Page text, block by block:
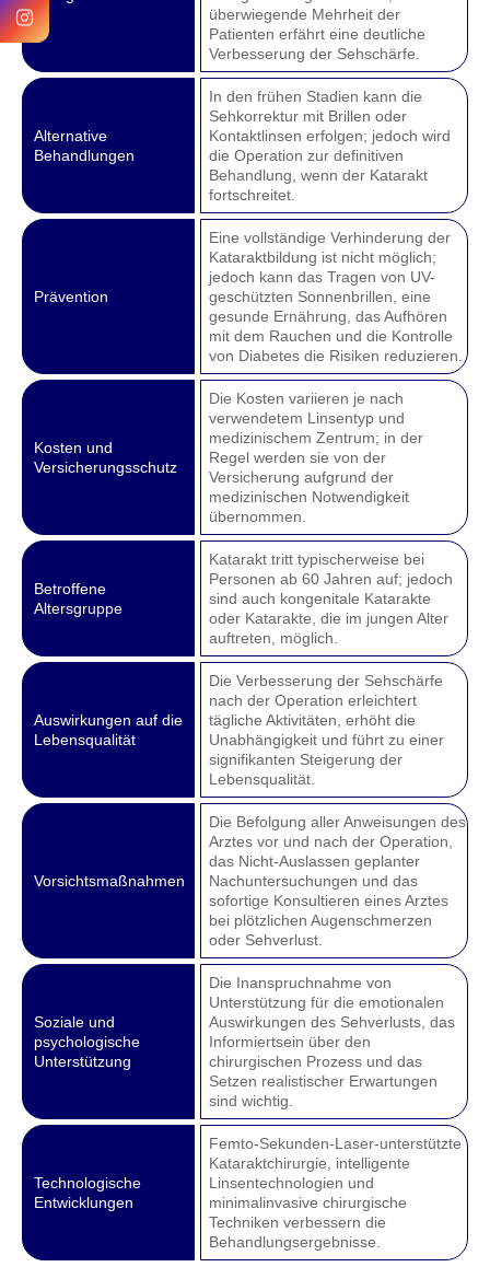
überwiegende Mehrheit der
Patienten erfährt eine deutliche
Verbesserung der Sehschärfe.
Alternative
Behandlungen
In den frühen Stadien kann die
Sehkorrektur mit Brillen oder
Kontaktlinsen erfolgen; jedoch wird
die Operation zur definitiven
Behandlung, wenn der Katarakt
fortschreitet.
Prävention
Eine vollständige Verhinderung der
Kataraktbildung ist nicht möglich;
jedoch kann das Tragen von UV-
geschützten Sonnenbrillen, eine
gesunde Ernährung, das Aufhören
mit dem Rauchen und die Kontrolle
von Diabetes die Risiken reduzieren.
Kosten und
Versicherungsschutz
Die Kosten variieren je nach
verwendetem Linsentyp und
medizinischem Zentrum; in der
Regel werden sie von der
Versicherung aufgrund der
medizinischen Notwendigkeit
übernommen.
Betroffene
Altersgruppe
Katarakt tritt typischerweise bei
Personen ab 60 Jahren auf; jedoch
sind auch kongenitale Katarakte
oder Katarakte, die im jungen Alter
auftreten, möglich.
Auswirkungen auf die
Lebensqualität
Die Verbesserung der Sehschärfe
nach der Operation erleichtert
tägliche Aktivitäten, erhöht die
Unabhängigkeit und führt zu einer
signifikanten Steigerung der
Lebensqualität.
Vorsichtsmaßnahmen
Die Befolgung aller Anweisungen des
Arztes vor und nach der Operation,
das Nicht-Auslassen geplanter
Nachuntersuchungen und das
sofortige Konsultieren eines Arztes
bei plötzlichen Augenschmerzen
oder Sehverlust.
Soziale und
psychologische
Unterstützung
Die Inanspruchnahme von
Unterstützung für die emotionalen
Auswirkungen des Sehverlusts, das
Informiertsein über den
chirurgischen Prozess und das
Setzen realistischer Erwartungen
sind wichtig.
Technologische
Entwicklungen
Femto-Sekunden-Laser-unterstützte
Kataraktchirurgie, intelligente
Linsentechnologien und
minimalinvasive chirurgische
Techniken verbessern die
Behandlungsergebnisse.